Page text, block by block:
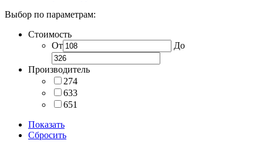
Выбор по параметрам:
Стоимость
От
До
Производитель
274
633
651
Показать
Сбросить